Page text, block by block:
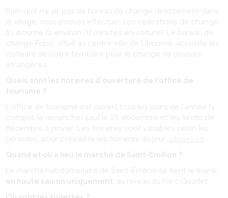
Bien qu'il n'y ait pas de bureau de change directement dans
le village, vous pouvez effectuer vos opérations de change
à Libourne (à environ 10 minutes en voiture). Le bureau de
change Fidso, situé au centre-ville de Libourne, accueille les
visiteurs de notre territoire pour le change de devises
étrangères.
Quels sont les horaires d’ouverture de l’office de
tourisme ?
L’office de tourisme est ouvert tous les jours de l’année (y
compris le dimanche) sauf le 25 décembre et les lundis de
décembre à janvier. Les horaires sont variables selon les
périodes, pour connaître les horaires du jour,
Quand et où a lieu le marché de Saint-Emilion ?
Le marché hebdomadaire de Saint-Emilion se tient le mardi,
en haute saison uniquement , au niveau du Parc Guadet.